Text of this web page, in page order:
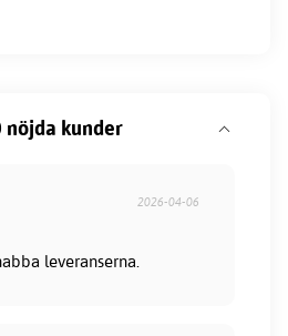
nöjda kunder
2026-04-06
leveranserna.